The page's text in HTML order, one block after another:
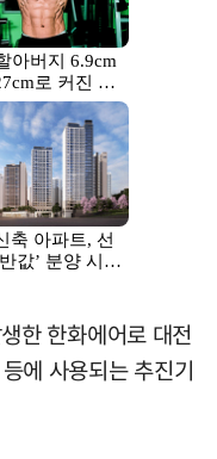
한 한화에어로 대전
에 사용되는 추진기